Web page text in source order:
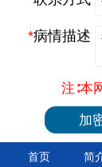
*病情描述
注∶本
首页 简